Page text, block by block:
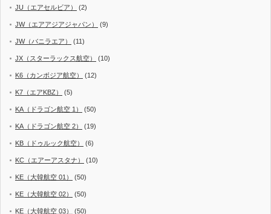
JU（エアセルビア） (2)
JW（エアアジアジャパン） (9)
JW（バニラエア） (11)
JX（スターラックス航空） (10)
K6（カンボジア航空） (12)
K7（エアKBZ） (5)
KA（ドラゴン航空 1） (50)
KA（ドラゴン航空 2） (19)
KB（ドゥルック航空） (6)
KC（エアーアスタナ） (10)
KE（大韓航空 01） (50)
KE（大韓航空 02） (50)
KE（大韓航空 03） (50)